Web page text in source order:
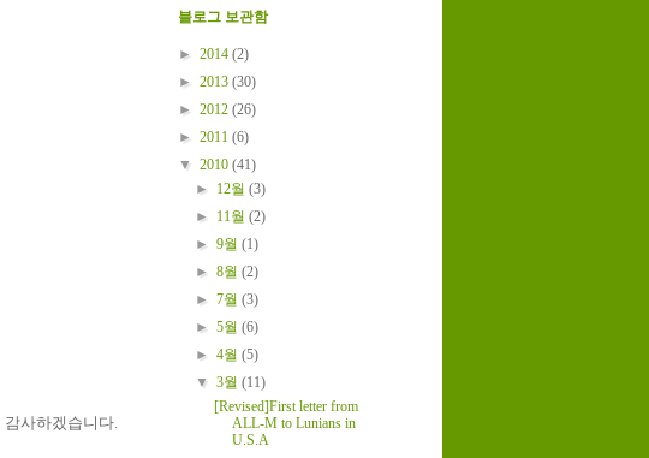
감사하겠습니다.
블로그 보관함
► 2014 (2)
► 2013 (30)
► 2012 (26)
► 2011 (6)
▼ 2010 (41)
► 12월(3)
► 11월(2)
►9월(1)
►8월(2)
►7월(3)
►5월(6)
►4월(5)
▼3월(11)
[Revised]First letter from
ALL-M to Lunians in
U.S.A